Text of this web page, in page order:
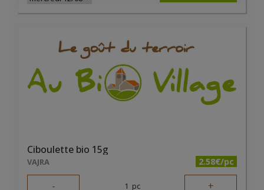
Ciboulette bio 15g
VAJRA 2.58€/pc
- 1 pc +